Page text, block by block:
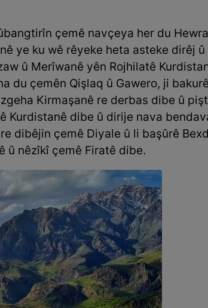
çemê navçeya her du
ye ku wê rêyeke heta asteke dirêj
û Merîwanê yên Rojhilatê
du çemên Qişlaq û Gawero, ji
Kirmaşanê re derbas dibe û
Kurdistanê dibe û dirije nava
dibêjin çemê Diyale û li başûrê
û nêzîkî çemê Firatê dibe.